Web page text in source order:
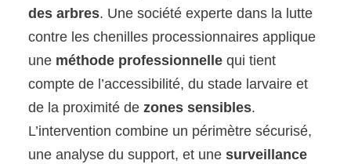
des arbres. Une société experte dans la lutte
contre les chenilles processionnaires applique
une méthode professionnelle qui tient
compte de l’accessibilité, du stade larvaire et
de la proximité dezones sensibles.
L’intervention combine un périmètre sécurisé,
une analyse du support, et unesurveillance